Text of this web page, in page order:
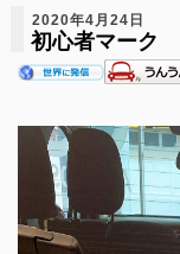
2020年4月24日
初心者マーク